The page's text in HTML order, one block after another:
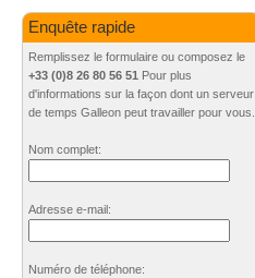
Enquête rapide
Remplissez le formulaire ou composez le
+33 (0)8 26 80 56 51 Pour plus
d'informations sur la façon dont un serveur
de temps Galleon peut travailler pour vous.
Nom complet:
Adresse e-mail:
Numéro de téléphone: